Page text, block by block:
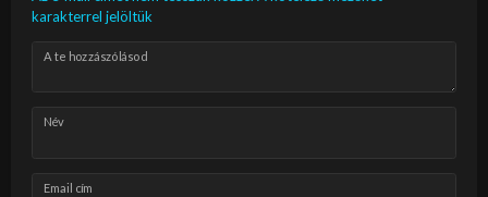
karakterrel jelöltük
A te hozzászólásod
Név
Email cím